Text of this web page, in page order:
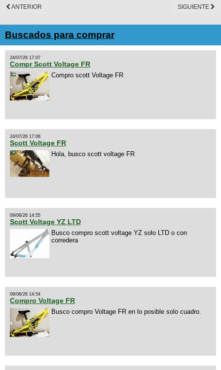
ANTERIOR SIGUIENTE
Buscados para comprar
24/07/26 17:07
Compr Scott Voltage FR
Compro scott Voltage FR
24/07/26 17:06
Scott Voltage FR
Hola, busco scott voltage FR
09/06/26 14:55
Scott Voltage YZ LTD
Busco compro scott voltage YZ solo LTD o con
corredera
09/06/26 14:54
Compro Voltage FR
Busco compro Voltage FR en lo posible solo cuadro.